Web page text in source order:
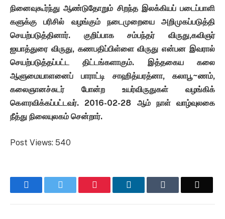
நினைவுகூர்ந்து ஆண்டுதோறும் சிறந்த இலக்கியப் படைப்பாளி
களுக்கு பரிசில் வழங்கும் நடைமுறையை அறிமுகப்படுத்தி
செயற்படுத்தினார். குறிப்பாக சம்பந்தர் விருது,கவிஞர்
ஐயாத்துரை விருது, கணபதிப்பிள்ளை விருது என்பன இவரால்
செயற்படுத்தப்பட்ட திட்டங்களாகும். இத்தகைய கலை
ஆளுமையாளனைப் பாராட்டி சாஹித்யரத்னா, கலாபூ~ணம்,
கலைஞானச்சுடர் போன்ற உயர்விருதுகள் வழங்கிக்
கௌரவிக்கப்பட்டவர். 2016-02-28 ஆம் நாள் வாழ்வுலகை
நீத்து நிலையுலகம் சென்றார்.
Post Views: 540
Facebook Pinterest LinkedIn